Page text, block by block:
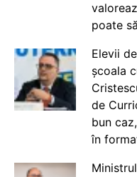
poate
Elevii
școala
de
bun
în